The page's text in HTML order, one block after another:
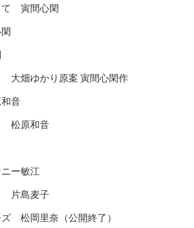
て 寅間心閑
大畑ゆかり原案 寅間心閑作
音
松原和音
ー敏江
片島麦子
松岡里奈（公開終了）